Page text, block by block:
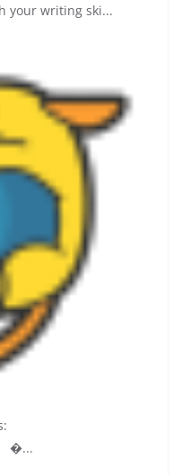
your writing ski...
�...